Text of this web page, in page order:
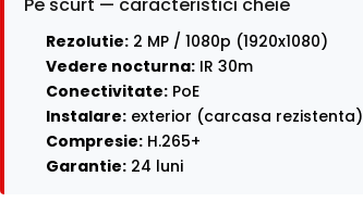
Pe scurt — caracteristici cheie
Rezolutie: 2 MP / 1080p (1920x1080)
Vedere nocturna: IR 30m
Conectivitate: PoE
Instalare: exterior (carcasa rezistenta)
Compresie: H.265+
Garantie: 24 luni